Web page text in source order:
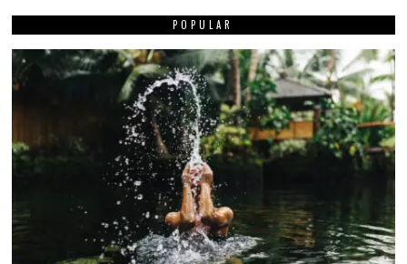
POPULAR